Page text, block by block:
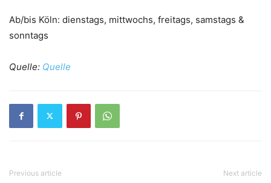
Ab/bis Köln: dienstags, mittwochs, freitags, samstags &
sonntags
Quelle: Quelle
Previous article Next article